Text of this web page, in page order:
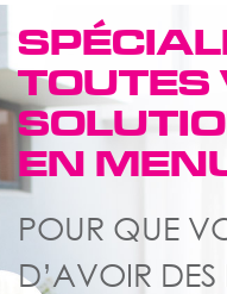
Menuiserie
Extérieure
TOUTES
EN
POUR QUE
D’AVOIR DES